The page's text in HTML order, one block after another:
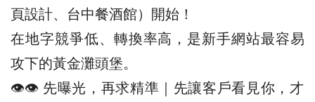
頁設計、台中餐酒館）開始！
在地字競爭低、轉換率高，是新手網站最容易
攻下的黃金灘頭堡。
👁️‍👁️‍ 先曝光，再求精準｜先讓客戶看見你，才